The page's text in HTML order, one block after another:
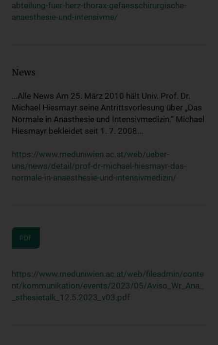
abteilung-fuer-herz-thorax-gefaesschirurgische-
anaesthesie-und-intensivme/
News
...Alle News Am 25. März 2010 hält Univ. Prof. Dr.
Michael Hiesmayr seine Antrittsvorlesung über „Das
Normale in Anästhesie und Intensivmedizin.“ Michael
Hiesmayr bekleidet seit 1. 7. 2008...
https://www.meduniwien.ac.at/web/ueber-
uns/news/detail/prof-dr-michael-hiesmayr-das-
normale-in-anaesthesie-und-intensivmedizin/
PDF
https://www.meduniwien.ac.at/web/fileadmin/conte
nt/kommunikation/events/2023/05/Aviso_Wr_Ana_
_sthesietalk_12.5.2023_v03.pdf